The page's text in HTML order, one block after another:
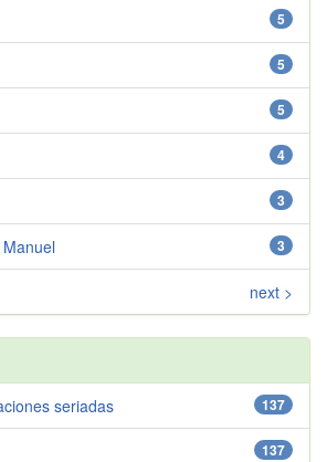
5
5
5
4
3
3
next >
137
seriadas
137